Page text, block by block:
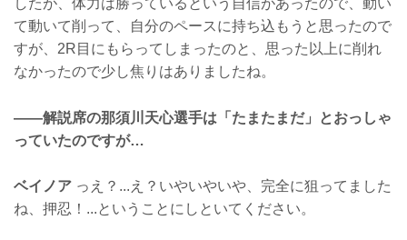
したが、体力は勝っているという自信があったので、動い
て動いて削って、自分のペースに持ち込もうと思ったので
すが、2R目にもらってしまったのと、思った以上に削れ
なかったので少し焦りはありましたね。
——解説席の那須川天心選手は「たまたまだ」とおっしゃ
っていたのですが…
ベイノア っえ？...え？いやいやいや、完全に狙ってました
ね、押忍！...ということにしといてください。